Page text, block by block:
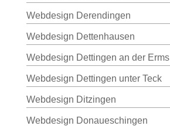
Webdesign Derendingen
Webdesign Dettenhausen
Webdesign Dettingen an der Erms
Webdesign Dettingen unter Teck
Webdesign Ditzingen
Webdesign Donaueschingen